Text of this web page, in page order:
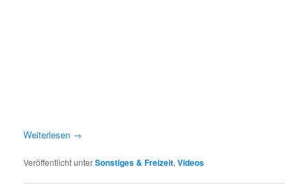
Weiterlesen →
Veröffentlicht unterSonstiges & Freizeit,Videos